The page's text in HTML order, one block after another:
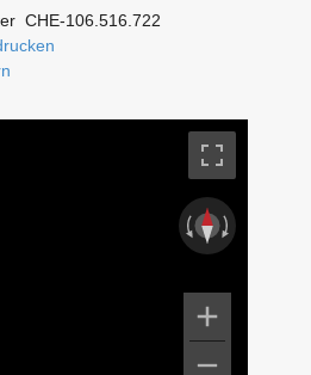
CHE-106.516.722